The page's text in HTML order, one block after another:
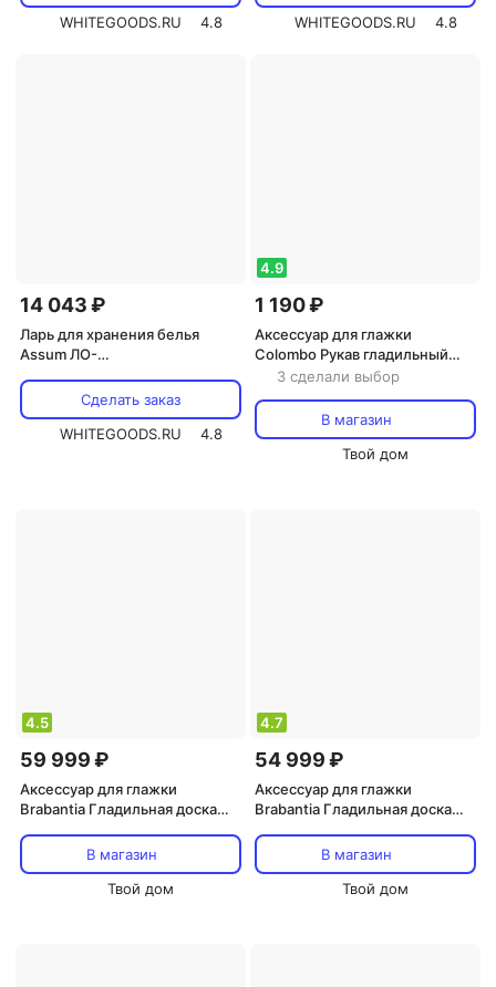
WHITEGOODS.RU
4.8
WHITEGOODS.RU
4.8
14 043 ₽
Ларь для хранения белья
Assum ЛО-
Сделать заказ
WHITEGOODS.RU
4.8
4.9
1 190 ₽
Аксессуар для глажки
Colombo Рукав гладильный
pois verde зеленый горошек
3 сделали выбор
В магазин
Твой дом
4.5
59 999 ₽
Аксессуар для глажки
Brabantia Гладильная доска
В магазин
Твой дом
4.7
54 999 ₽
Аксессуар для глажки
Brabantia Гладильная доска
В магазин
Твой дом